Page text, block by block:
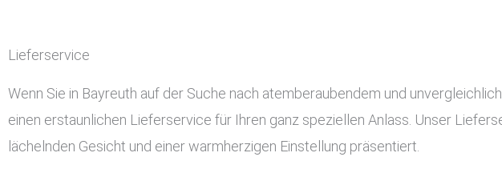
Lieferservice
Wenn Sie in Bayreuth auf der Suche nach atemberaubendem und
einen erstaunlichen Lieferservice für Ihren ganz speziellen Anlass. Unser
lächelnden Gesicht und einer warmherzigen Einstellung präsentiert.